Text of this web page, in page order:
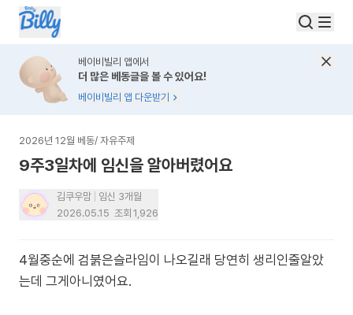
베이비빌리 앱에서
더 많은 베동글을 볼 수 있어요!
베이비빌리 앱 다운받기
2026년 12월 베동/ 자유주제
9주3일차에 임신을 알아버렸어요
김쿠우맘
임신 3개월
2026.05.15 조회 1,926
4월중순에 검붉은슬라임이 나오길래 당연히 생리인줄알았
는데 그게아니였어요.